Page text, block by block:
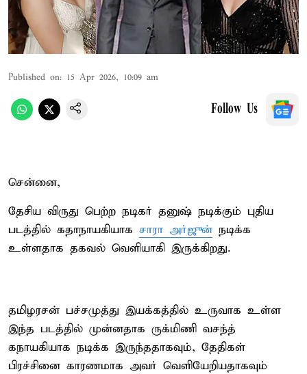
Published on: 15 Apr 2026, 10:09 am
Follow Us
சென்னை,
தேசிய விருது பெற்ற நடிகர் தனுஷ் நடிக்கும் புதிய
படத்தில் கதாநாயகியாக சாரா அர்ஜுன் நடிக்க
உள்ளதாக தகவல் வெளியாகி இருக்கிறது.
தமிழரசன் பச்சமுத்து இயக்கத்தில் உருவாக உள்ள
இந்த படத்தில் முன்னதாக ருக்மிணி வசந்த்
கநாயகியாக நடிக்க இருந்ததாகவும், தேதிகள்
பிரச்சினை காரணமாக அவர் வெளியேறியதாகவும்